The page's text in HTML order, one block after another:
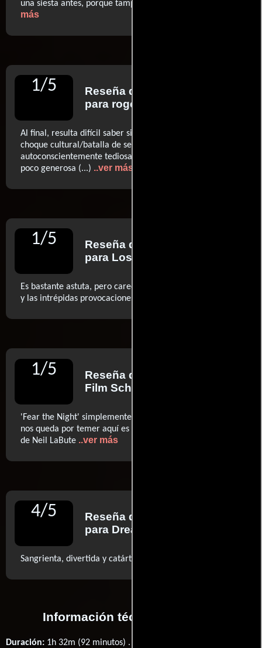
una siesta antes, porque tampoco dormirás después
más
1/5 Reseña de
para rogerebert.com
Al final, resulta difícil saber si la película y su drama de
choque cultural/batalla de sexos es simplemente
autoconscientemente tediosa o también odiosamente
poco generosa (...) ..ver más
1/5 Reseña de
para Los Angeles Times
Es bastante astuta, pero carece del habitual ingenio ácido
y las intrépidas provocaciones de LaBute
1/5 Reseña de
Film School Rejects
'Fear the Night' simplemente no funciona, y lo único que
nos queda por temer aquí es la amenaza de más películas
de Neil LaBute ..ver más
4/5 Reseña de
para Dread Central
Sangrienta, divertida y catártica (...)
Información técnica y general
Duración: 1h 32m (92 minutos) .